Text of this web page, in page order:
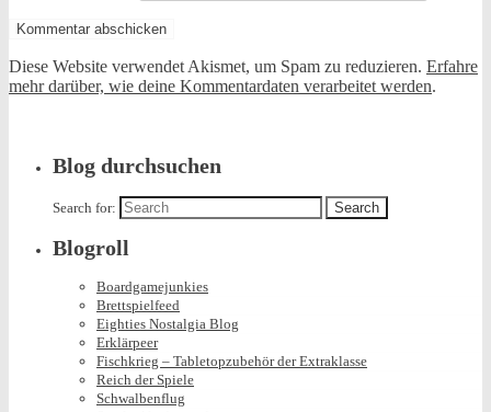
Diese Website verwendet Akismet, um Spam zu reduzieren. Erfahre
mehr darüber, wie deine Kommentardaten verarbeitet werden.
Blog durchsuchen
Search for:
Blogroll
Boardgamejunkies
Brettspielfeed
Eighties Nostalgia Blog
Erklärpeer
Fischkrieg – Tabletopzubehör der Extraklasse
Reich der Spiele
Schwalbenflug